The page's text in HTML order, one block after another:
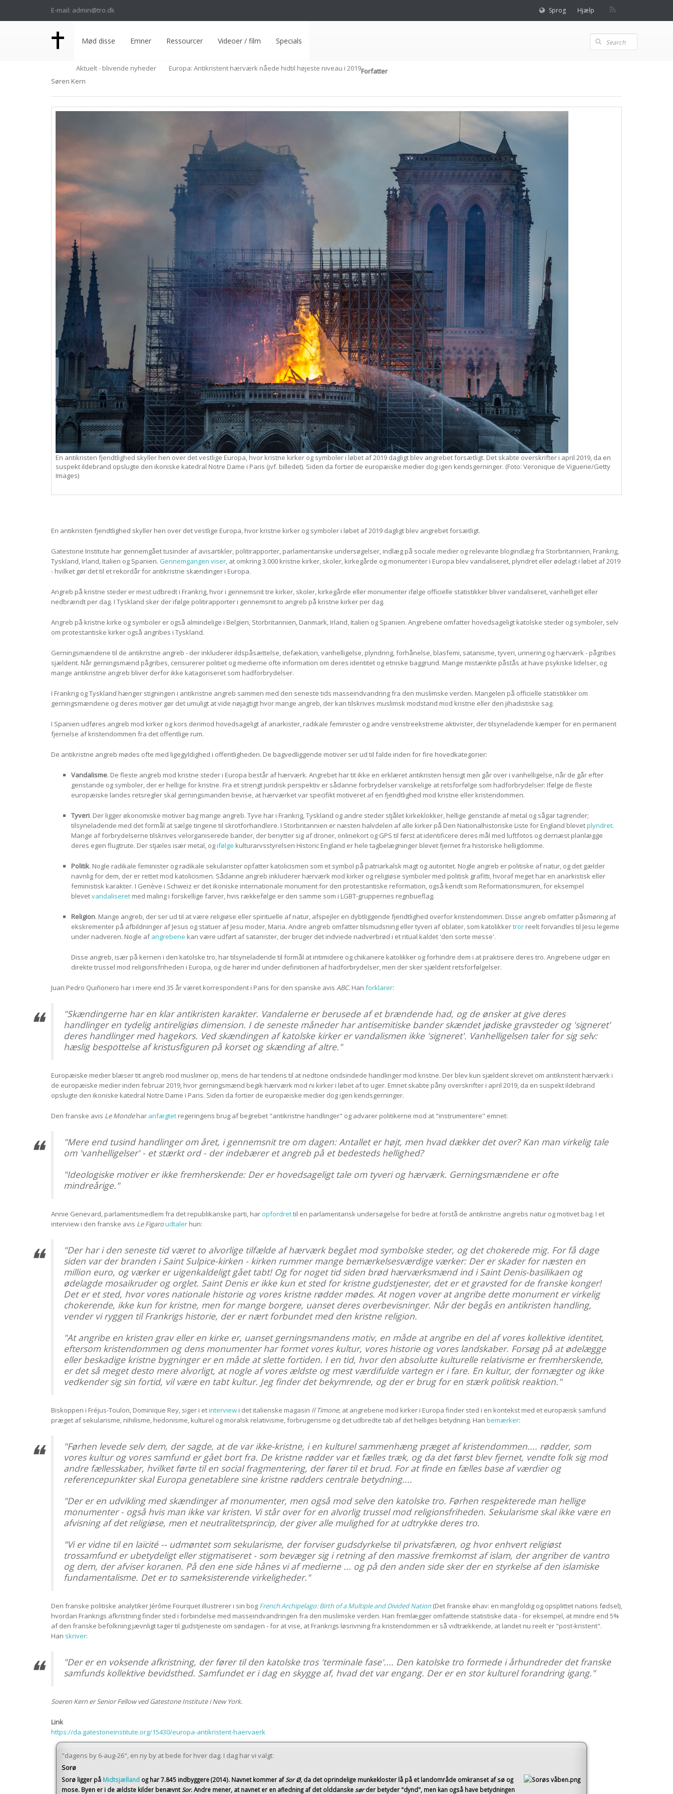
E-mail: admin@tro.dk Sprog Hjælp
Mød disse Emner Ressourcer Videoer / film Specials
Aktuelt - blivende nyheder Europa: Antikristent hærværk nåede hidtil højeste niveau i 2019Forfatter
Søren Kern
En antikristen fjendtlighed skyller hen over det vestlige Europa, hvor kristne kirker og symboler i løbet af 2019 dagligt blev angrebet forsætligt. Det skabte overskrifter i april 2019, da en
suspekt ildebrand opslugte den ikoniske katedral Notre Dame i Paris (jvf. billedet). Siden da fortier de europæiske medier dog igen kendsgerninger. (Foto: Veronique de Viguerie/Getty
Images)
En antikristen fjendtlighed skyller hen over det vestlige Europa, hvor kristne kirker og symboler i løbet af 2019 dagligt blev angrebet forsætligt.
Gatestone Institute har gennemgået tusinder af avisartikler, politirapporter, parlamentariske undersøgelser, indlæg på sociale medier og relevante blogindlæg fra Storbritannien, Frankrig,
Tyskland, Irland, Italien og Spanien. Gennemgangen viser, at omkring 3.000 kristne kirker, skoler, kirkegårde og monumenter i Europa blev vandaliseret, plyndret eller ødelagt i løbet af 2019
- hvilket gør det til et rekordår for antikristne skændinger i Europa.
Angreb på kristne steder er mest udbredt i Frankrig, hvor i gennemsnit tre kirker, skoler, kirkegårde eller monumenter ifølge officielle statistikker bliver vandaliseret, vanhelliget eller
nedbrændt per dag. I Tyskland sker der ifølge politirapporter i gennemsnit to angreb på kristne kirker per dag.
Angreb på kristne kirke og symboler er også almindelige i Belgien, Storbritannien, Danmark, Irland, Italien og Spanien. Angrebene omfatter hovedsageligt katolske steder og symboler, selv
om protestantiske kirker også angribes i Tyskland.
Gerningsmændene til de antikristne angreb - der inkluderer ildspåsættelse, defækation, vanhelligelse, plyndring, forhånelse, blasfemi, satanisme, tyveri, urinering og hærværk - pågribes
sjældent. Når gerningsmænd pågribes, censurerer politiet og medierne ofte information om deres identitet og etniske baggrund. Mange mistænkte påstås at have psykiske lidelser, og
mange antikristne angreb bliver derfor ikke katagoriseret som hadforbrydelser.
I Frankrig og Tyskland hænger stigningen i antikristne angreb sammen med den seneste tids masseindvandring fra den muslimske verden. Mangelen på officielle statistikker om
gerningsmændene og deres motiver gør det umuligt at vide nøjagtigt hvor mange angreb, der kan tilskrives muslimsk modstand mod kristne eller den jihadistiske sag.
I Spanien udføres angreb mod kirker og kors derimod hovedsageligt af anarkister, radikale feminister og andre venstreekstreme aktivister, der tilsyneladende kæmper for en permanent
fjernelse af kristendommen fra det offentlige rum.
De antikristne angreb mødes ofte med ligegyldighed i offentligheden. De bagvedliggende motiver ser ud til falde inden for fire hovedkategorier:
Vandalisme. De fleste angreb mod kristne steder i Europa består af hærværk. Angrebet har tit ikke en erklæret antikristen hensigt men går over i vanhelligelse, når de går efter
genstande og symboler, der er hellige for kristne. Fra et strengt juridisk perspektiv er sådanne forbrydelser vanskelige at retsforfølge som hadforbrydelser: Ifølge de fleste
europæiske landes retsregler skal gerningsmanden bevise, at hærværket var specifikt motiveret af en fjendtlighed mod kristne eller kristendommen.
Tyveri. Der ligger økonomiske motiver bag mange angreb. Tyve har i Frankrig, Tyskland og andre steder stjålet kirkeklokker, hellige genstande af metal og sågar tagrender;
tilsyneladende med det formål at sælge tingene til skrotforhandlere. I Storbritannien er næsten halvdelen af alle kirker på Den Nationalhistoriske Liste for England blevetplyndret.
Mange af forbrydelserne tilskrives velorganiserede bander, der benytter sig af droner, onlinekort og GPS til først at identificere deres mål med luftfotos og dernæst planlægge
deres egen flugtrute. Der stjæles især metal, ogifølge kulturarvsstyrelsen Historic England er hele tagbelægninger blevet fjernet fra historiske helligdomme.
Politik. Nogle radikale feminister og radikale sekularister opfatter katolicismen som et symbol på patriarkalsk magt og autoritet. Nogle angreb er politiske af natur, og det gælder
navnlig for dem, der er rettet mod katolicismen. Sådanne angreb inkluderer hærværk mod kirker og religiøse symboler med politisk grafitti, hvoraf meget har en anarkistisk eller
feministisk karakter. I Genève i Schweiz er det ikoniske internationale monument for den protestantiske reformation, også kendt som Reformationsmuren, for eksempel
blevetvandaliseret med maling i forskellige farver, hvis rækkefølge er den samme som i LGBT-gruppernes regnbueflag.
Religion. Mange angreb, der ser ud til at være religiøse eller spirituelle af natur, afspejler en dybtliggende fjendtlighed overfor kristendommen. Disse angreb omfatter påsmøring af
ekskrementer på afbildninger af Jesus og statuer af Jesu moder, Maria. Andre angreb omfatter tilsmudsning eller tyveri af oblater, som katolikkertror reelt forvandles til Jesu legeme
under nadveren. Nogle af angrebene kan være udført af satanister, der bruger det indviede nadverbrød i et ritual kaldet 'den sorte messe'.
Disse angreb, især på kernen i den katolske tro, har tilsyneladende til formål at intimidere og chikanere katolikker og forhindre dem i at praktisere deres tro. Angrebene udgør en
direkte trussel mod religionsfriheden i Europa, og de hører ind under definitionen af hadforbrydelser, men der sker sjældent retsforfølgelser.
Juan Pedro Quiñonero har i mere end 35 år været korrespondent i Paris for den spanske avis ABC. Han forklarer:
"Skændingerne har en klar antikristen karakter. Vandalerne er berusede af et brændende had, og de ønsker at give deres
handlinger en tydelig antireligiøs dimension. I de seneste måneder har antisemitiske bander skændet jødiske gravsteder og 'signeret'
deres handlinger med hagekors. Ved skændingen af katolske kirker er vandalismen ikke 'signeret'. Vanhelligelsen taler for sig selv:
hæslig bespottelse af kristusfiguren på korset og skænding af altre."
Europæiske medier blæser tit angreb mod muslimer op, mens de har tendens til at nedtone ondsindede handlinger mod kristne. Der blev kun sjældent skrevet om antikristent hærværk i
de europæiske medier inden februar 2019, hvor gerningsmænd begik hærværk mod ni kirker i løbet af to uger. Emnet skabte påny overskrifter i april 2019, da en suspekt ildebrand
opslugte den ikoniske katedral Notre Dame i Paris. Siden da fortier de europæiske medier dog igen kendsgerninger.
Den franske avis Le Monde har anfægtet regeringens brug af begrebet "antikristne handlinger" og advarer politikerne mod at "instrumentere" emnet:
"Mere end tusind handlinger om året, i gennemsnit tre om dagen: Antallet er højt, men hvad dækker det over? Kan man virkelig tale
om 'vanhelligelser' - et stærkt ord - der indebærer et angreb på et bedesteds hellighed?
"Ideologiske motiver er ikke fremherskende: Der er hovedsageligt tale om tyveri og hærværk. Gerningsmændene er ofte
mindreårige."
Annie Genevard, parlamentsmedlem fra det republikanske parti, har opfordrettil en parlamentarisk undersøgelse for bedre at forstå de antikristne angrebs natur og motivet bag. I et
interview i den franske avis Le Figaroudtaler hun:
"Der har i den seneste tid været to alvorlige tilfælde af hærværk begået mod symbolske steder, og det chokerede mig. For få dage
siden var der branden i Saint Sulpice-kirken - kirken rummer mange bemærkelsesværdige værker: Der er skader for næsten en
million euro, og værker er uigenkaldeligt gået tabt! Og for noget tid siden brød hærværksmænd ind i Saint Denis-basilikaen og
ødelagde mosaikruder og orglet. Saint Denis er ikke kun et sted for kristne gudstjenester, det er et gravsted for de franske konger!
Det er et sted, hvor vores nationale historie og vores kristne rødder mødes. At nogen vover at angribe dette monument er virkelig
chokerende, ikke kun for kristne, men for mange borgere, uanset deres overbevisninger. Når der begås en antikristen handling,
vender vi ryggen til Frankrigs historie, der er nært forbundet med den kristne religion.
"At angribe en kristen grav eller en kirke er, uanset gerningsmandens motiv, en måde at angribe en del af vores kollektive identitet,
eftersom kristendommen og dens monumenter har formet vores kultur, vores historie og vores landskaber. Forsøg på at ødelægge
eller beskadige kristne bygninger er en måde at slette fortiden. I en tid, hvor den absolutte kulturelle relativisme er fremherskende,
er det så meget desto mere alvorligt, at nogle af vores ældste og mest værdifulde vartegn er i fare. En kultur, der fornægter og ikke
vedkender sig sin fortid, vil være en tabt kultur. Jeg finder det bekymrende, og der er brug for en stærk politisk reaktion."
Biskoppen i Fréjus-Toulon, Dominique Rey, siger i etinterview i det italienske magasin Il Timone, at angrebene mod kirker i Europa finder sted i en kontekst med et europæisk samfund
præget af sekularisme, nihilisme, hedonisme, kulturel og moralsk relativisme, forbrugerisme og det udbredte tab af det helliges betydning. Han bemærker:
"Førhen levede selv dem, der sagde, at de var ikke-kristne, i en kulturel sammenhæng præget af kristendommen.... rødder, som
vores kultur og vores samfund er gået bort fra. De kristne rødder var et fælles træk, og da det først blev fjernet, vendte folk sig mod
andre fællesskaber, hvilket førte til en social fragmentering, der fører til et brud. For at finde en fælles base af værdier og
referencepunkter skal Europa genetablere sine kristne rødders centrale betydning....
"Der er en udvikling med skændinger af monumenter, men også mod selve den katolske tro. Førhen respekterede man hellige
monumenter - også hvis man ikke var kristen. Vi står over for en alvorlig trussel mod religionsfriheden. Sekularisme skal ikke være en
afvisning af det religiøse, men et neutralitetsprincip, der giver alle mulighed for at udtrykke deres tro.
"Vi er vidne til en laïcité -- udmøntet som sekularisme, der forviser gudsdyrkelse til privatsfæren, og hvor enhvert religiøst
trossamfund er ubetydeligt eller stigmatiseret - som bevæger sig i retning af den massive fremkomst af islam, der angriber de vantro
og dem, der afviser koranen. På den ene side hånes vi af medierne ... og på den anden side sker der en styrkelse af den islamiske
fundamentalisme. Det er to sameksisterende virkeligheder."
Den franske politiske analytiker Jérôme Fourquet illustrerer i sin bog French Archipelago: Birth of a Multiple and Divided Nation (Det franske øhav: en mangfoldig og opsplittet nations fødsel),
hvordan Frankrigs afkristning finder sted i forbindelse med masseindvandringen fra den muslimske verden. Han fremlægger omfattende statistiske data - for eksempel, at mindre end 5%
af den franske befolkning jævnligt tager til gudstjeneste om søndagen - for at vise, at Frankrigs løsrivning fra kristendommen er så vidtrækkende, at landet nu reelt er "post-kristent".
Han skriver:
"Der er en voksende afkristning, der fører til den katolske tros 'terminale fase'.... Den katolske tro formede i århundreder det franske
samfunds kollektive bevidsthed. Samfundet er i dag en skygge af, hvad det var engang. Der er en stor kulturel forandring igang."
Soeren Kern er Senior Fellow ved Gatestone Institute i New York.
Link
https://da.gatestoneinstitute.org/15430/europa-antikristent-haervaerk
"dagens by 6-aug-26", en ny by at bede for hver dag. I dag har vi valgt:
Sorø
Sorø ligger på Midtsjælland og har 7.845 indbyggere (2014). Navnet kommer af Sor Ø, da det oprindelige munkekloster lå på et landområde omkranset af sø og
mose. Byen er i de ældste kilder benævnt Sor. Andre mener, at navnet er en afledning af det olddanske sør der betyder "dynd", men kan også have betydningen